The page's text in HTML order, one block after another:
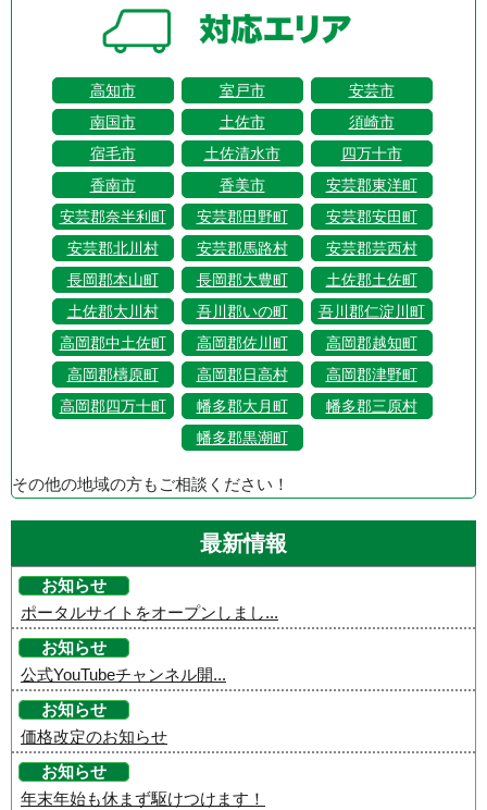
高知市 室戸市
安芸市
南国市
土佐市
須崎市
宿毛市
土佐清水市
四万十市
香南市
香美市
安芸郡東洋町
安芸郡奈半利町
安芸郡田野町
安芸郡安田町
安芸郡北川村
安芸郡馬路村
安芸郡芸西村
長岡郡本山町
長岡郡大豊町
土佐郡土佐町
土佐郡大川村
吾川郡いの町
吾川郡仁淀川町
高岡郡中土佐町
高岡郡佐川町
高岡郡越知町
高岡郡檮原町
高岡郡日高村
高岡郡津野町
高岡郡四万十町
幡多郡大月町
幡多郡三原村
幡多郡黒潮町
その他の地域の方もご相談ください！
最新情報
お知らせ
ポータルサイトをオープンしまし...
お知らせ
公式YouTubeチャンネル開...
お知らせ
価格改定のお知らせ
お知らせ
年末年始も休まず駆けつけます！